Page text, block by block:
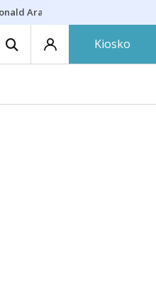
Araújo
Kiosko